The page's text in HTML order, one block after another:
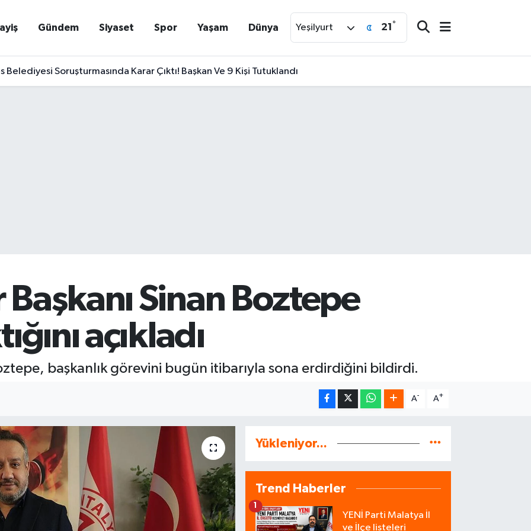
Gündem Siyaset Spor Yaşam Dünya Yeşilyurt 21 °
Soruşturmasında Karar Çıktı! Başkan Ve 9 Kişi Tutuklandı
Sinan Boztepe
açıkladı
başkanlık görevini bugün itibarıyla sona erdirdiğini bildirdi.
A- A+
Yükleniyor...
Trend Haberler
YENİ Parti Malatya İl
ve İlçe listeleri
1